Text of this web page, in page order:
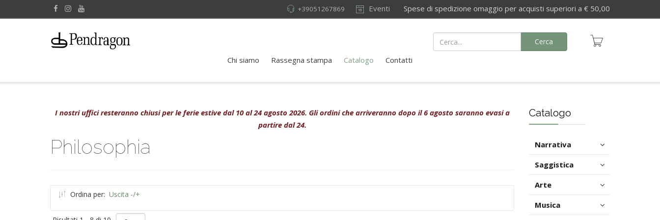
Eventi Spese di spedizione omaggio per acquisti superiori a € 50,00
+39051267869
Chi siamo Rassegna stampa Catalogo Contatti
Cerca
I nostri uffici resteranno chiusi per le ferie estive dal 10 al 24 agosto 2026. Gli ordini che arriveranno dopo il 6 agosto saranno evasi a
partire dal 24.
Philosophia
Ordina per: Uscita -/+
Catalogo
Narrativa
Saggistica
Arte
Musica